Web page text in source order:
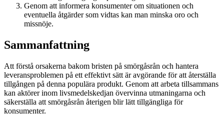
Genom att informera konsumenter om situationen och
eventuella åtgärder som vidtas kan man minska oro och
missnöje.
Sammanfattning
Att förstå orsakerna bakom bristen på smörgåsrån och hantera
leveransproblemen på ett effektivt sätt är avgörande för att återställa
tillgången på denna populära produkt. Genom att arbeta tillsammans
kan aktörer inom livsmedelskedjan övervinna utmaningarna och
säkerställa att smörgåsrån återigen blir lätt tillgängliga för
konsumenter.